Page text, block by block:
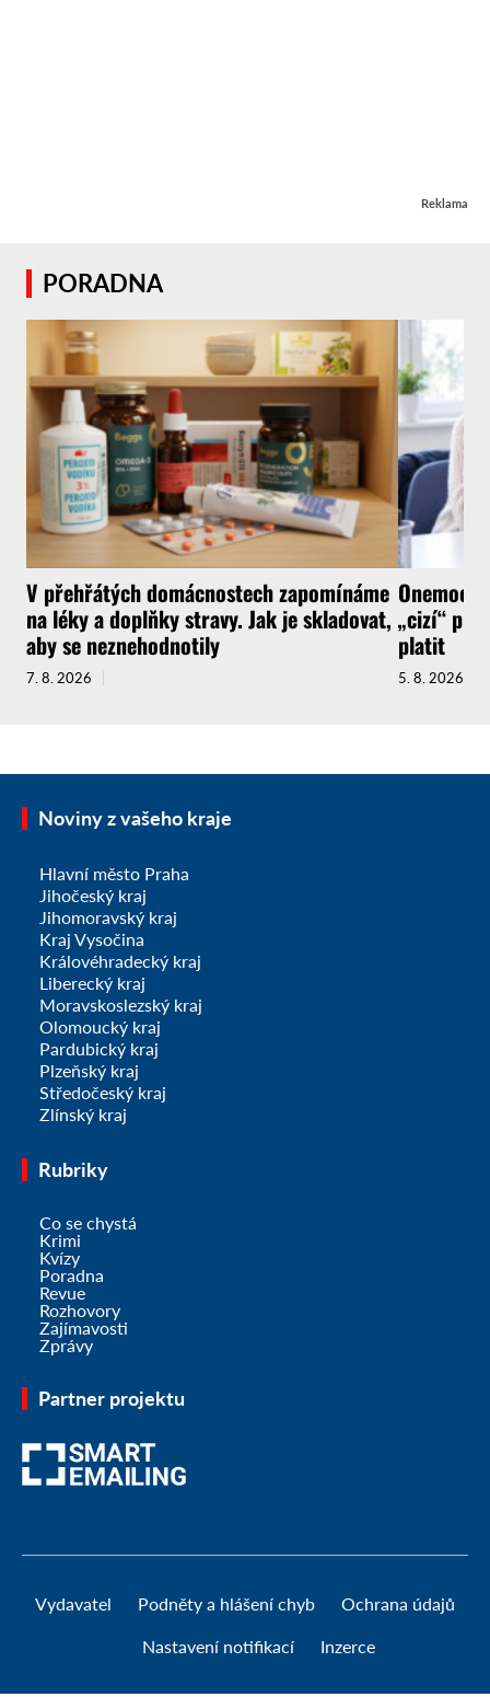
Reklama
PORADNA
V přehřátých domácnostech zapomínáme
na léky a doplňky stravy. Jak je skladovat,
aby se neznehodnotily
7. 8. 2026
„cizí“
platit
5. 8. 2026
Noviny z vašeho kraje
Hlavní město Praha
Jihočeský kraj
Jihomoravský kraj
Kraj Vysočina
Královéhradecký kraj
Liberecký kraj
Moravskoslezský kraj
Olomoucký kraj
Pardubický kraj
Plzeňský kraj
Středočeský kraj
Zlínský kraj
Rubriky
Co se chystá
Krimi
Kvízy
Poradna
Revue
Rozhovory
Zajímavosti
Zprávy
Partner projektu
Vydavatel Podněty a hlášení chyb Ochrana údajů
Nastavení notifikací Inzerce